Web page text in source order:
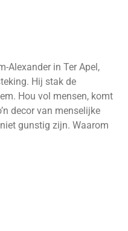
Alexander in Ter Apel,
Hij stak de
Hou vol mensen, komt
decor van menselijke
gunstig zijn. Waarom